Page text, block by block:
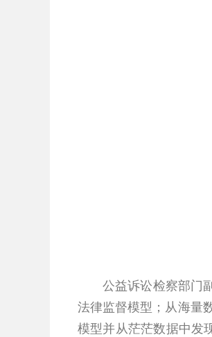
公益诉讼检察部门副
法律监督模型；从海量
模型并从茫茫数据中发